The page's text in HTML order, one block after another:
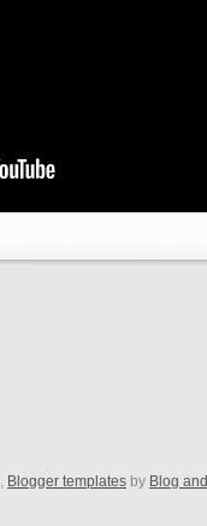
, Blogger templates by Blog